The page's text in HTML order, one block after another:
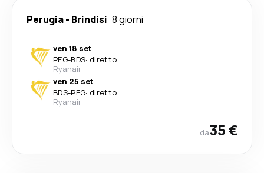
Perugia- Brindisi 8 giorni
ven 18 set
PEG-BDS· diretto
Ryanair
ven 25 set
BDS-PEG· diretto
Ryanair
da35 €